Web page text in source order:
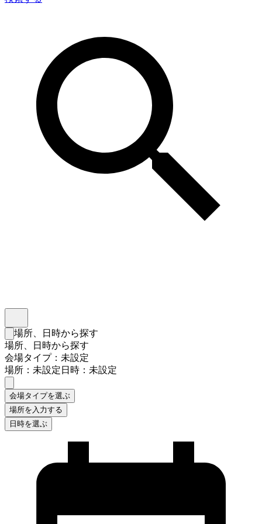
検索フォームを閉じる
場所、日時から探す
場所、日時から探す
会場タイプ：未設定
場所：未設定日時：未設定
会場タイプを選ぶ
場所を入力する
日時を選ぶ